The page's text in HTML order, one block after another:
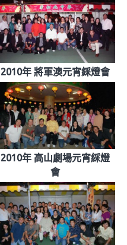
2010年 將軍澳元宵綵燈會
2010年 高山劇場元宵綵燈
會